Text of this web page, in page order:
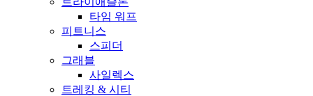
타임 워프
피트니스
스피더
그래블
사일렉스
트레킹 & 시티